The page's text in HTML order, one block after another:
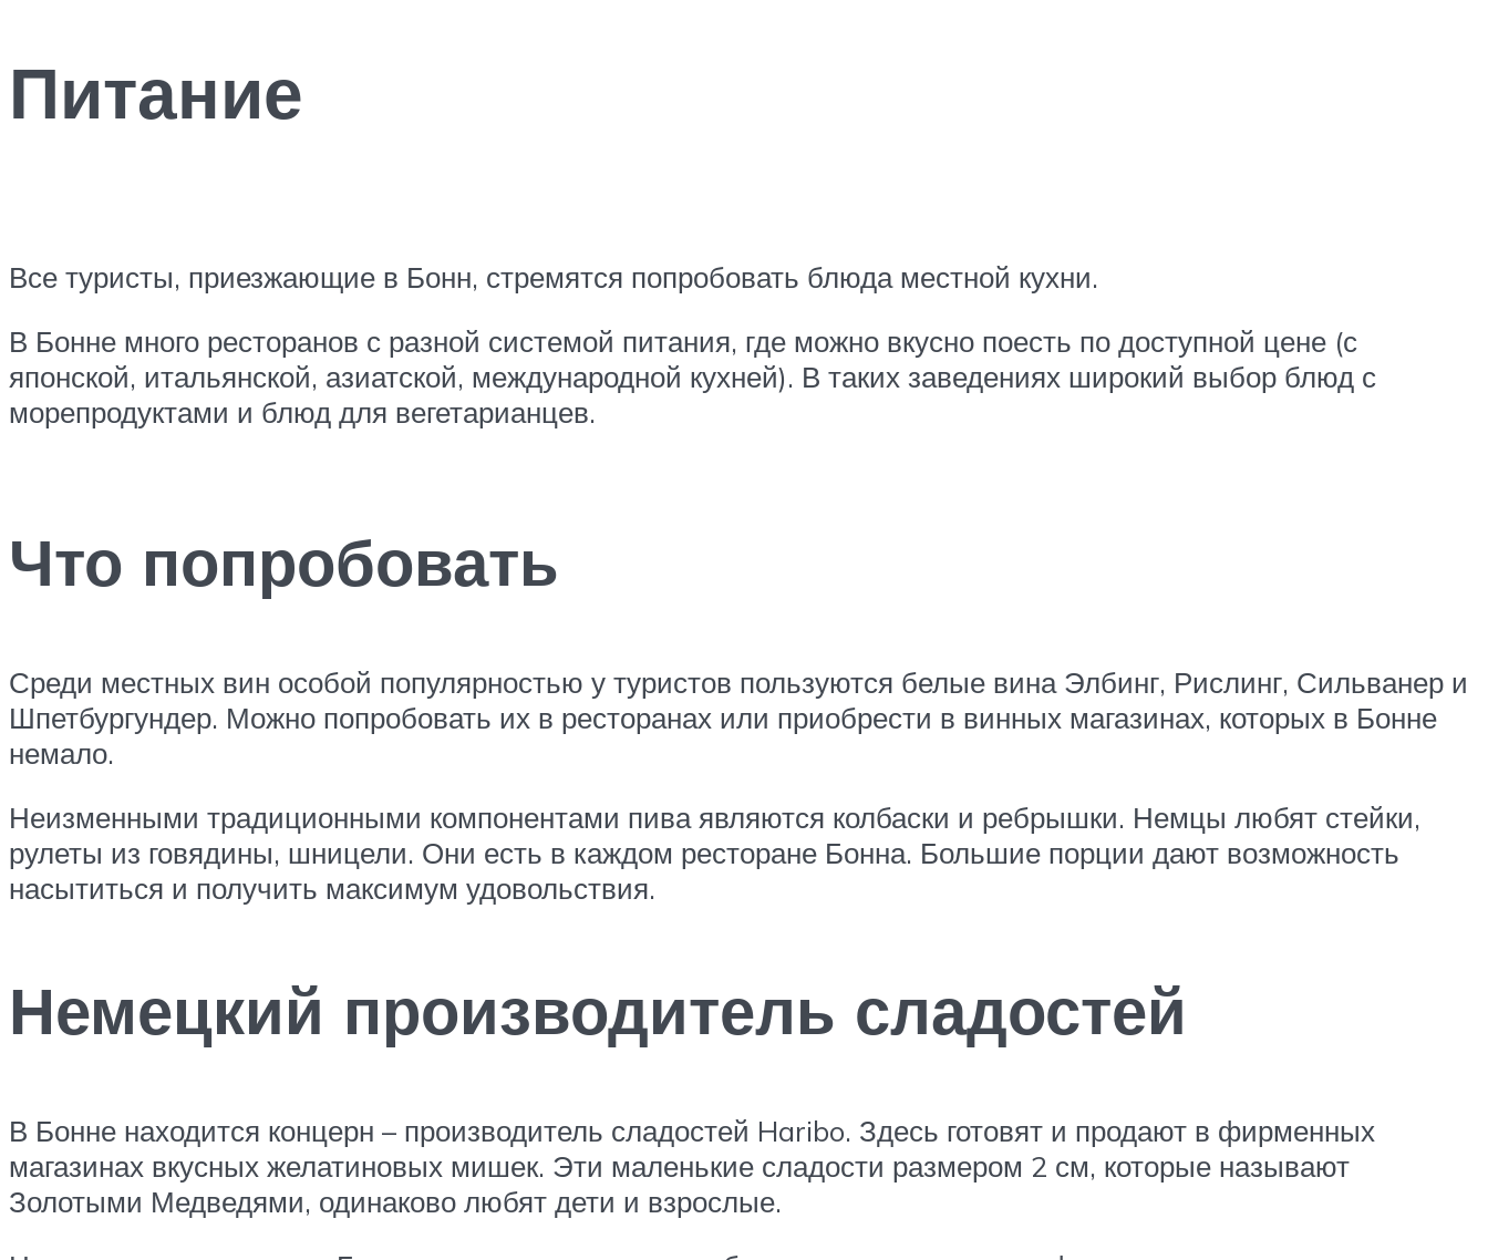
Питание
Все туристы, приезжающие в Бонн, стремятся попробовать блюда местной кухни.
В Бонне много ресторанов с разной системой питания, где можно вкусно поесть по доступной цене (с
японской, итальянской, азиатской, международной кухней). В таких заведениях широкий выбор блюд с
морепродуктами и блюд для вегетарианцев.
Что попробовать
Среди местных вин особой популярностью у туристов пользуются белые вина Элбинг, Рислинг, Сильванер и
Шпетбургундер. Можно попробовать их в ресторанах или приобрести в винных магазинах, которых в Бонне
немало.
Неизменными традиционными компонентами пива являются колбаски и ребрышки. Немцы любят стейки,
рулеты из говядины, шницели. Они есть в каждом ресторане Бонна. Большие порции дают возможность
насытиться и получить максимум удовольствия.
Немецкий производитель сладостей
В Бонне находится концерн – производитель сладостей Haribo. Здесь готовят и продают в фирменных
магазинах вкусных желатиновых мишек. Эти маленькие сладости размером 2 см, которые называют
Золотыми Медведями, одинаково любят дети и взрослые.